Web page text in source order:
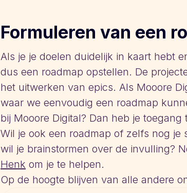
Formuleren van een
Als je je doelen duidelijk in kaart hebt
dus een roadmap opstellen. De
het uitwerken van epics. Als Mooore
waar we eenvoudig een roadmap
bij Mooore Digital? Dan heb je
Wil je ook een roadmap of zelfs nog
wil je brainstormen over de invulling?
Henk om je te helpen.
Op de hoogte blijven van alle andere